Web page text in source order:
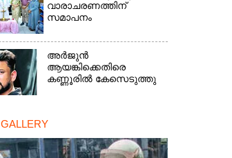
വാരാചരണത്തിന്
സമാപനം
അർജുൻ
ആയങ്കിക്കെതിരെ
കണ്ണൂരിൽ കേസെടുത്തു
GALLERY